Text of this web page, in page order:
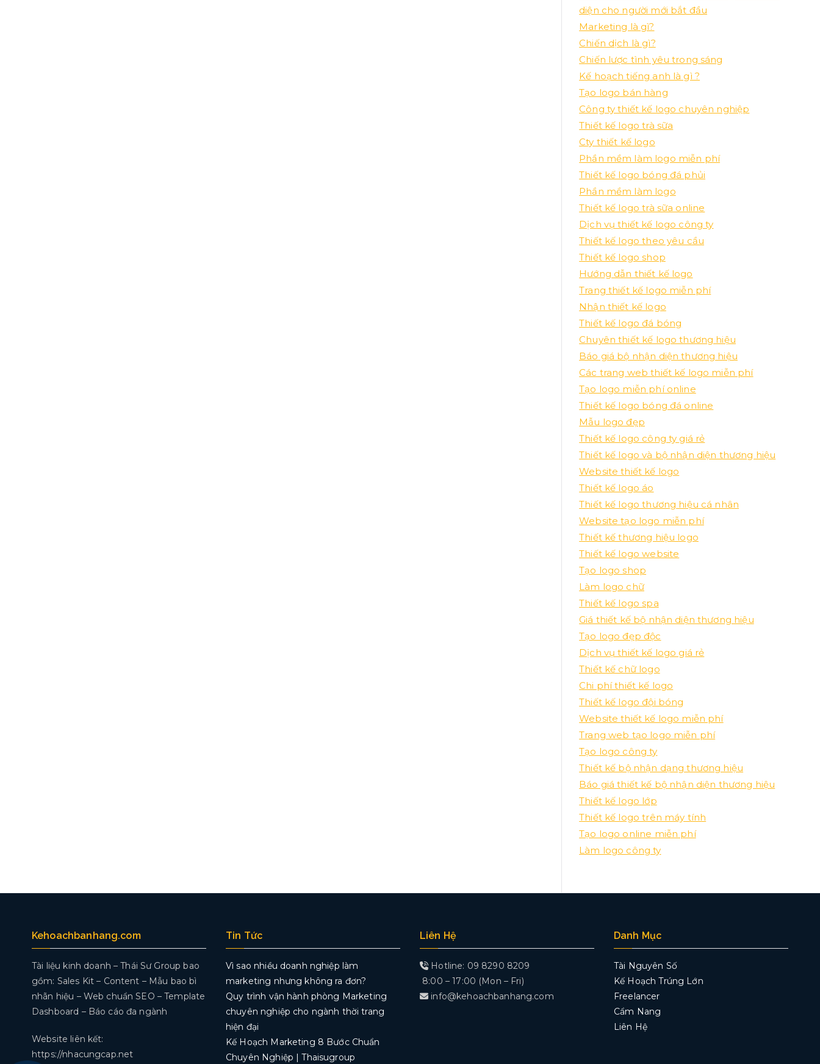
diện cho người mới bắt đầu
Marketing là gì?
Chiến dịch là gì?
Chiến lược tình yêu trong sáng
Kế hoạch tiếng anh là gì ?
Tạo logo bán hàng
Công ty thiết kế logo chuyên nghiệp
Thiết kế logo trà sữa
Cty thiết kế logo
Phần mềm làm logo miễn phí
Thiết kế logo bóng đá phủi
Phần mềm làm logo
Thiết kế logo trà sữa online
Dịch vụ thiết kế logo công ty
Thiết kế logo theo yêu cầu
Thiết kế logo shop
Hướng dẫn thiết kế logo
Trang thiết kế logo miễn phí
Nhận thiết kế logo
Thiết kế logo đá bóng
Chuyên thiết kế logo thương hiệu
Báo giá bộ nhận diện thương hiệu
Các trang web thiết kế logo miễn phí
Tạo logo miễn phí online
Thiết kế logo bóng đá online
Mẫu logo đẹp
Thiết kế logo công ty giá rẻ
Thiết kế logo và bộ nhận diện thương hiệu
Website thiết kế logo
Thiết kế logo áo
Thiết kế logo thương hiệu cá nhân
Website tạo logo miễn phí
Thiết kế thương hiệu logo
Thiết kế logo website
Tạo logo shop
Làm logo chữ
Thiết kế logo spa
Giá thiết kế bộ nhận diện thương hiệu
Tạo logo đẹp độc
Dịch vụ thiết kế logo giá rẻ
Thiết kế chữ logo
Chi phí thiết kế logo
Thiết kế logo đội bóng
Website thiết kế logo miễn phí
Trang web tạo logo miễn phí
Tạo logo công ty
Thiết kế bộ nhận dạng thương hiệu
Báo giá thiết kế bộ nhận diện thương hiệu
Thiết kế logo lớp
Thiết kế logo trên máy tính
Tạo logo online miễn phí
Làm logo công ty
Kehoachbanhang.com
Tài liệu kinh doanh – Thái Sư Group bao
gồm: Sales Kit – Content – Mẫu bao bì
nhãn hiệu – Web chuẩn SEO – Template
Dashboard – Báo cáo đa ngành
Website liên kết:
https://nhacungcap.net
Tin Tức
Vì sao nhiều doanh nghiệp làm
marketing nhưng không ra đơn?
Quy trình vận hành phòng Marketing
chuyên nghiệp cho ngành thời trang
hiện đại
Kế Hoạch Marketing 8 Bước Chuẩn
Chuyên Nghiệp | Thaisugroup
Liên Hệ
Hotline: 09 8290 8209
8:00 – 17:00 (Mon – Fri)
info@kehoachbanhang.com
Danh Mục
Tài Nguyên Số
Kế Hoạch Trúng Lớn
Freelancer
Cẩm Nang
Liên Hệ